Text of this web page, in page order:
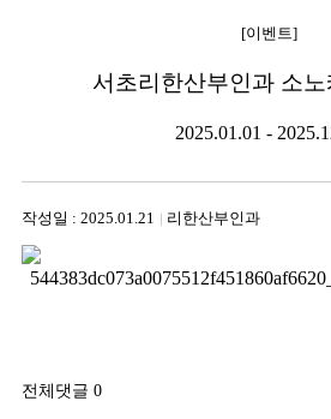
[이벤트]
서초리한산부인과 소
2025.01.01 -
작성일 : 2025.01.21 리한산부인과
전체댓글 0